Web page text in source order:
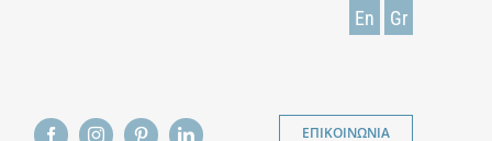
En Gr
ΕΠΙΚΟΙΝΩΝΙΑ